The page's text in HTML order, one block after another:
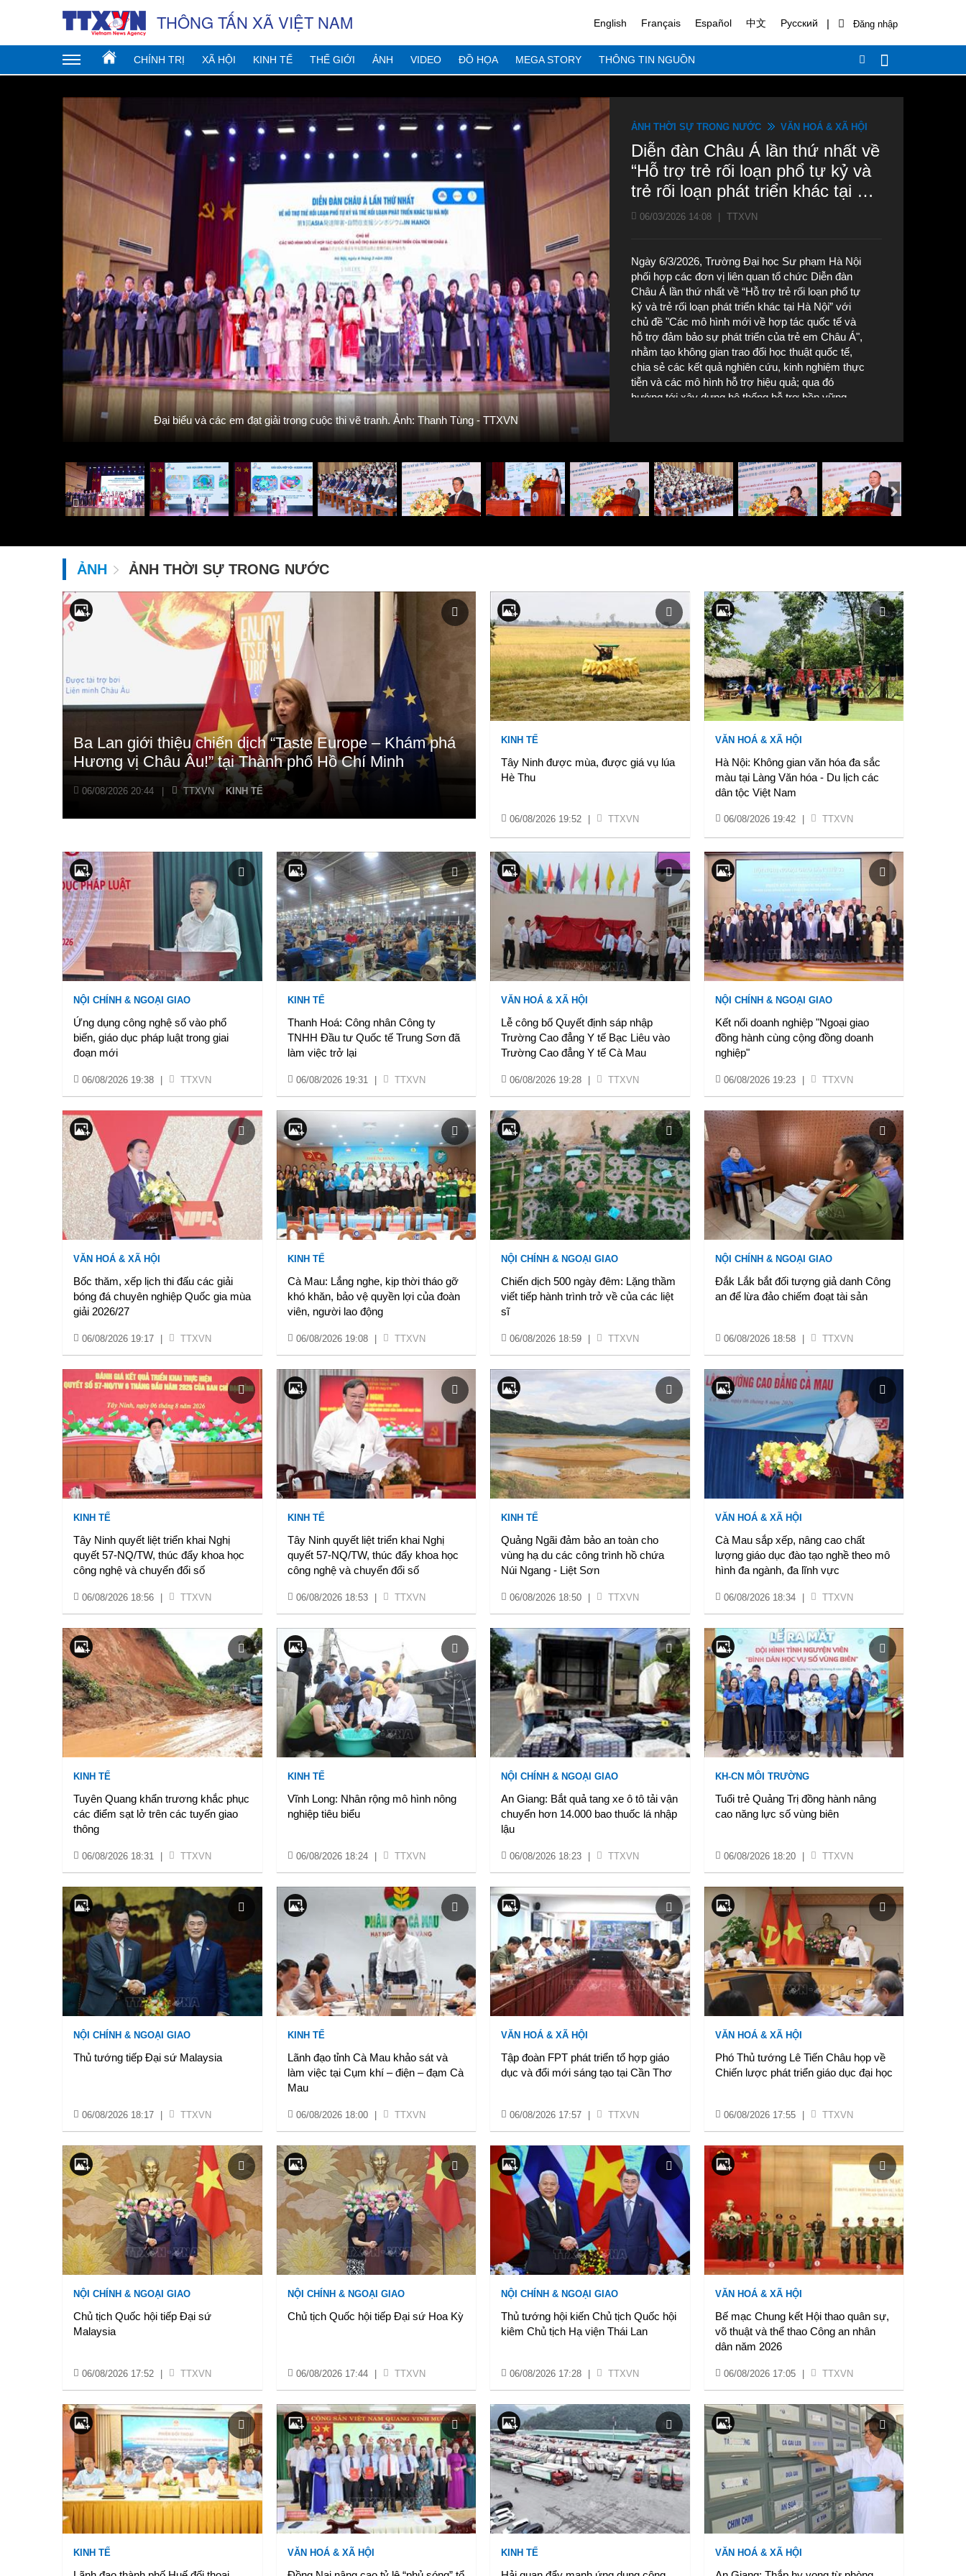
THÔNG TẤN XÃ VIỆT NAM English Français Español 中文 Русский |
CHÍNH TRỊ XÃ HỘI KINH TẾ THẾ GIỚI ẢNH VIDEO ĐỒ HỌA MEGA STORY THÔNG TIN NGUỒN
Đại biểu và các em đạt giải trong cuộc thi vẽ tranh. Ảnh: Thanh Tùng - TTXVN
ẢNH THỜI SỰ TRONG NƯỚC VĂN HOÁ & XÃ HỘI
Diễn đàn Châu Á lần thứ nhất về
“Hỗ trợ trẻ rối loạn phổ tự kỷ và
trẻ rối loạn phát triển khác tại Hà
Nội”
06/03/2026 14:08 TTXVN
Ngày 6/3/2026, Trường Đại học Sư phạm Hà Nội
phối hợp các đơn vị liên quan tổ chức Diễn đàn
Châu Á lần thứ nhất về “Hỗ trợ trẻ rối loạn phổ tự
kỷ và trẻ rối loạn phát triển khác tại Hà Nội” với
chủ đề "Các mô hình mới về hợp tác quốc tế và
hỗ trợ đảm bảo sự phát triển của trẻ em Châu Á",
nhằm tạo không gian trao đổi học thuật quốc tế,
chia sẻ các kết quả nghiên cứu, kinh nghiệm thực
tiễn và các mô hình hỗ trợ hiệu quả; qua đó
hướng tới xây dựng hệ thống hỗ trợ bền vững,
ẢNH ẢNH THỜI SỰ TRONG NƯỚC
Ba Lan giới thiệu chiến dịch “Taste Europe – Khám phá
Hương vị Châu Âu!” tại Thành phố Hồ Chí Minh
06/08/2026 20:44 TTXVN KINH TẾ
KINH TẾ
Tây Ninh được mùa, được giá vụ lúa
Hè Thu
06/08/2026 19:52 TTXVN
VĂN HOÁ & XÃ HỘI
Hà Nội: Không gian văn hóa đa sắc
màu tại Làng Văn hóa - Du lịch các
dân tộc Việt Nam
06/08/2026 19:42 TTXVN
NỘI CHÍNH & NGOẠI GIAO
Ứng dụng công nghệ số vào phổ
biến, giáo dục pháp luật trong giai
đoạn mới
06/08/2026 19:38 TTXVN
KINH TẾ
Thanh Hoá: Công nhân Công ty
TNHH Đầu tư Quốc tế Trung Sơn đã
làm việc trở lại
06/08/2026 19:31 TTXVN
VĂN HOÁ & XÃ HỘI
Lễ công bố Quyết định sáp nhập
Trường Cao đẳng Y tế Bạc Liêu vào
Trường Cao đẳng Y tế Cà Mau
06/08/2026 19:28 TTXVN
NỘI CHÍNH & NGOẠI GIAO
Kết nối doanh nghiệp "Ngoại giao
đồng hành cùng cộng đồng doanh
nghiệp"
06/08/2026 19:23 TTXVN
VĂN HOÁ & XÃ HỘI
Bốc thăm, xếp lịch thi đấu các giải
bóng đá chuyên nghiệp Quốc gia mùa
giải 2026/27
06/08/2026 19:17 TTXVN
KINH TẾ
Cà Mau: Lắng nghe, kịp thời tháo gỡ
khó khăn, bảo vệ quyền lợi của đoàn
viên, người lao động
06/08/2026 19:08 TTXVN
NỘI CHÍNH & NGOẠI GIAO
Chiến dịch 500 ngày đêm: Lặng thầm
viết tiếp hành trình trở về của các liệt
sĩ
06/08/2026 18:59 TTXVN
NỘI CHÍNH & NGOẠI GIAO
Đắk Lắk bắt đối tượng giả danh Công
an để lừa đảo chiếm đoạt tài sản
06/08/2026 18:58 TTXVN
KINH TẾ
Tây Ninh quyết liệt triển khai Nghị
quyết 57-NQ/TW, thúc đẩy khoa học
công nghệ và chuyển đổi số
06/08/2026 18:56 TTXVN
KINH TẾ
Tây Ninh quyết liệt triển khai Nghị
quyết 57-NQ/TW, thúc đẩy khoa học
công nghệ và chuyển đổi số
06/08/2026 18:53 TTXVN
KINH TẾ
Quảng Ngãi đảm bảo an toàn cho
vùng hạ du các công trình hồ chứa
Núi Ngang - Liệt Sơn
06/08/2026 18:50 TTXVN
VĂN HOÁ & XÃ HỘI
Cà Mau sắp xếp, nâng cao chất
lượng giáo dục đào tạo nghề theo mô
hình đa ngành, đa lĩnh vực
06/08/2026 18:34 TTXVN
KINH TẾ
Tuyên Quang khẩn trương khắc phục
các điểm sạt lở trên các tuyến giao
thông
06/08/2026 18:31 TTXVN
KINH TẾ
Vĩnh Long: Nhân rộng mô hình nông
nghiệp tiêu biểu
06/08/2026 18:24 TTXVN
NỘI CHÍNH & NGOẠI GIAO
An Giang: Bắt quả tang xe ô tô tải vận
chuyển hơn 14.000 bao thuốc lá nhập
lậu
06/08/2026 18:23 TTXVN
KH-CN MÔI TRƯỜNG
Tuổi trẻ Quảng Trị đồng hành nâng
cao năng lực số vùng biên
06/08/2026 18:20 TTXVN
NỘI CHÍNH & NGOẠI GIAO
Thủ tướng tiếp Đại sứ Malaysia
06/08/2026 18:17 TTXVN
KINH TẾ
Lãnh đạo tỉnh Cà Mau khảo sát và
làm việc tại Cụm khí – điện – đạm Cà
Mau
06/08/2026 18:00 TTXVN
VĂN HOÁ & XÃ HỘI
Tập đoàn FPT phát triển tổ hợp giáo
dục và đổi mới sáng tạo tại Cần Thơ
06/08/2026 17:57 TTXVN
VĂN HOÁ & XÃ HỘI
Phó Thủ tướng Lê Tiến Châu họp về
Chiến lược phát triển giáo dục đại học
06/08/2026 17:55 TTXVN
NỘI CHÍNH & NGOẠI GIAO
Chủ tịch Quốc hội tiếp Đại sứ
Malaysia
06/08/2026 17:52 TTXVN
NỘI CHÍNH & NGOẠI GIAO
Chủ tịch Quốc hội tiếp Đại sứ Hoa Kỳ
06/08/2026 17:44 TTXVN
NỘI CHÍNH & NGOẠI GIAO
Thủ tướng hội kiến Chủ tịch Quốc hội
kiêm Chủ tịch Hạ viện Thái Lan
06/08/2026 17:28 TTXVN
VĂN HOÁ & XÃ HỘI
Bế mạc Chung kết Hội thao quân sự,
võ thuật và thể thao Công an nhân
dân năm 2026
06/08/2026 17:05 TTXVN
KINH TẾ VĂN HOÁ & XÃ HỘI KINH TẾ VĂN HOÁ & XÃ HỘI